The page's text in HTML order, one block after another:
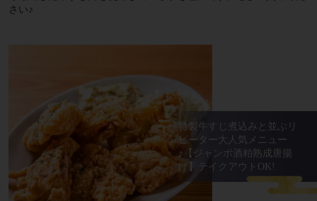
さい♪
特製牛すじ煮込みと並ぶリ
ピーター大人気メニュー
♪【ジャンボ酒粕熟成唐揚
げ】テイクアウトOK!